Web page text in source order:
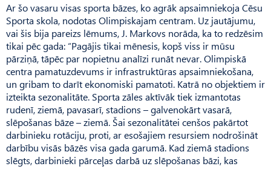
Ar šo vasaru visas sporta bāzes, ko agrāk apsaimniekoja Cēsu
Sporta skola, nodotas Olim­piska­jam centram. Uz jautājumu,
vai šis bija pareizs lēmums, J. Mar­kovs norāda, ka to redzēsim
tikai pēc gada: “Pagājis tikai mēnesis, kopš viss ir mūsu
pārziņā, tāpēc par nopietnu analīzi runāt nevar. Olimpiskā
centra pamatuzdevums ir infrastruktūras apsaimniekošana,
un gribam to darīt ekonomiski pamatoti. Katrā no objektiem ir
izteikta sezonalitāte. Sporta zāles aktīvāk tiek izmantotas
rudenī, ziemā, pavasarī, stadions – galvenokārt vasarā,
slēpošanas bāze – ziemā. Šai sezonalitātei cenšos pakārtot
darbinieku rotāciju, proti, ar esošajiem resursiem nodrošināt
darbību visās bāzēs visa gada garumā. Kad ziemā stadions
slēgts, darbinieki pārceļas darbā uz slēpošanas bāzi, kas